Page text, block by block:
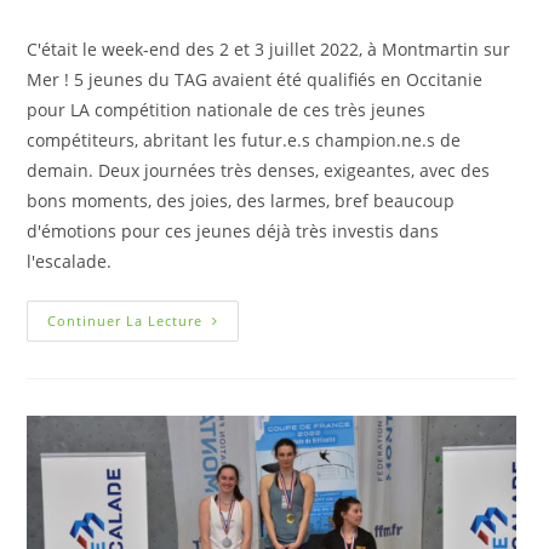
C'était le week-end des 2 et 3 juillet 2022, à Montmartin sur
Mer ! 5 jeunes du TAG avaient été qualifiés en Occitanie
pour LA compétition nationale de ces très jeunes
compétiteurs, abritant les futur.e.s champion.ne.s de
demain. Deux journées très denses, exigeantes, avec des
bons moments, des joies, des larmes, bref beaucoup
d'émotions pour ces jeunes déjà très investis dans
l'escalade.
Continuer La Lecture